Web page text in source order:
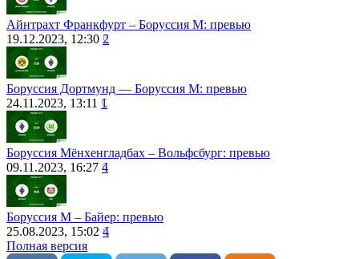
Айнтрахт Франкфурт – Боруссия М: превью
19.12.2023, 12:30 2
Боруссия Дортмунд ― Боруссия М: превью
24.11.2023, 13:11 1
Боруссия Мёнхенгладбах – Вольфсбург: превью
09.11.2023, 16:27 4
Боруссия М – Байер: превью
25.08.2023, 15:02 4
Полная версия